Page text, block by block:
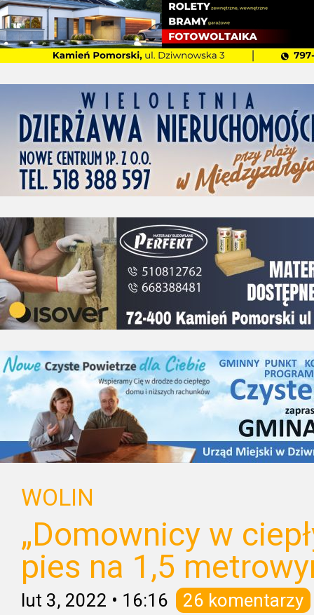
WOLIN
„Domownicy w
pies na 1,5
lut 3, 2022 • 16:16 26 komentarzy